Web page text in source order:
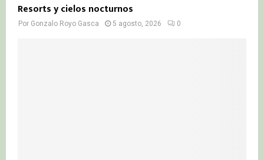
Resorts y cielos nocturnos
Por Gonzalo Royo Gasca 5 agosto, 2026 0